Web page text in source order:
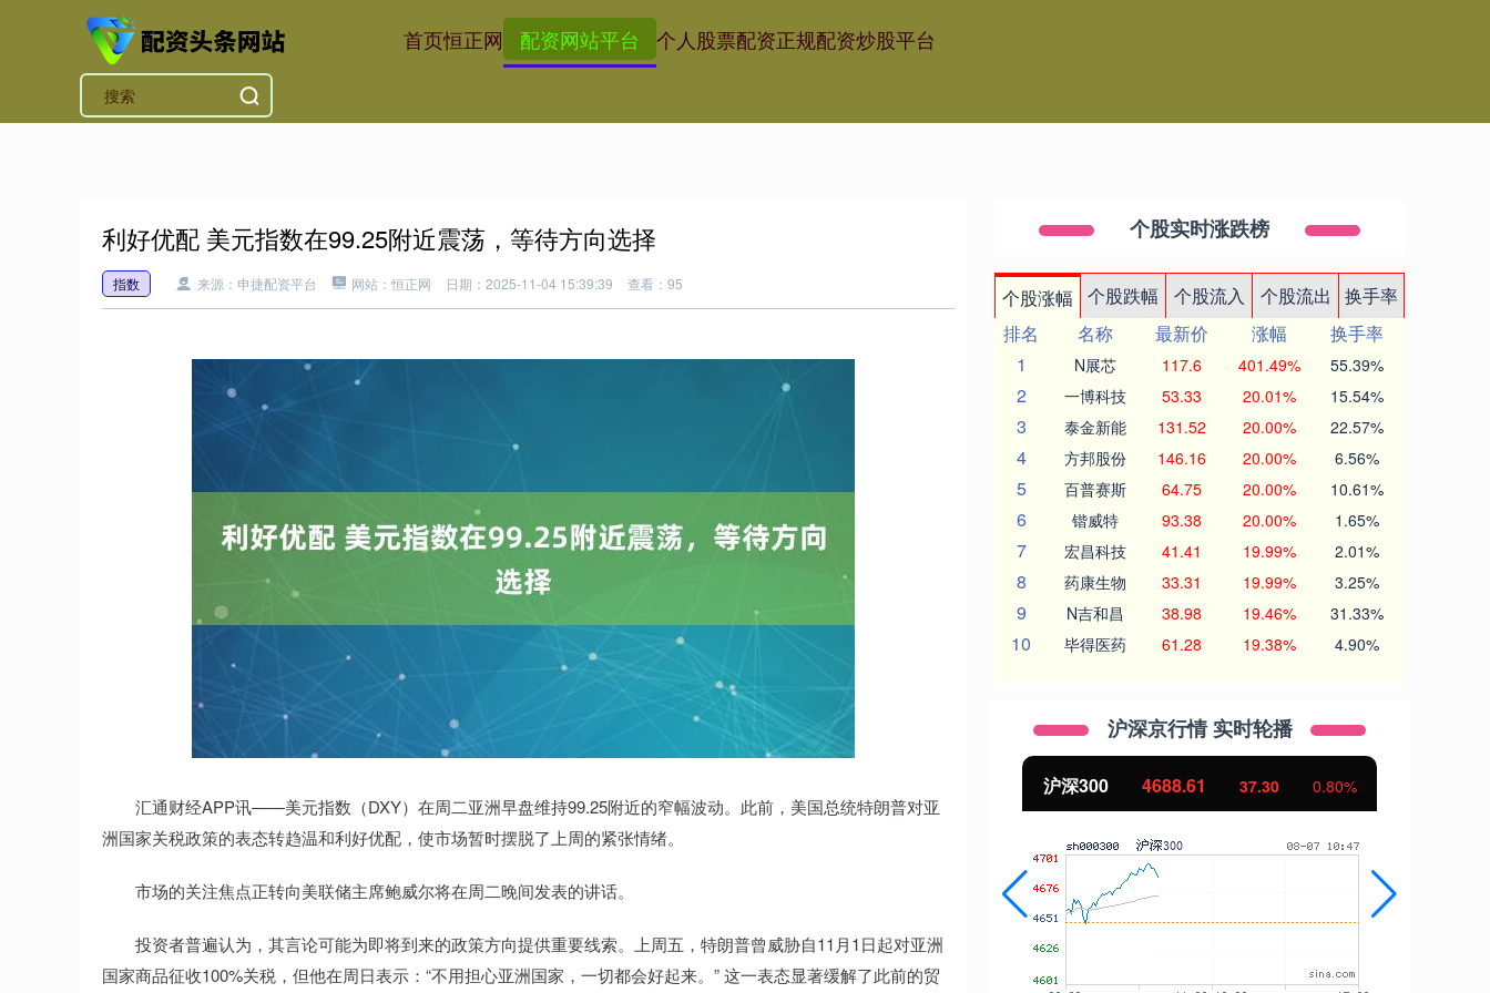
首页恒正网 配资网站平台 个人股票配资正规配资炒股平台
利好优配 美元指数在99.25附近震荡，等待方向选择
指数 来源：申捷配资平台 网站：恒正网 日期：2025-11-04 15:39:39 查看：95
汇通财经APP讯——美元指数（DXY）在周二亚洲早盘维持99.25附近的窄幅波动。此前，美国总统特朗普对亚
洲国家关税政策的表态转趋温和利好优配，使市场暂时摆脱了上周的紧张情绪。
市场的关注焦点正转向美联储主席鲍威尔将在周二晚间发表的讲话。
投资者普遍认为，其言论可能为即将到来的政策方向提供重要线索。上周五，特朗普曾威胁自11月1日起对亚洲
国家商品征收100%关税，但他在周日表示：“不用担心亚洲国家，一切都会好起来。” 这一表态显著缓解了此前的贸
个股实时涨跌榜
个股涨幅 个股跌幅 个股流入 个股流出
换手率
排名
名称 最新价 涨幅
换手率
1
N展芯 117.6 401.49% 55.39%
2 一博科技 53.33 20.01% 15.54%
3 泰金新能 131.52 20.00% 22.57%
4 方邦股份 146.16 20.00% 6.56%
5 百普赛斯 64.75 20.00% 10.61%
6 锴威特 93.38 20.00% 1.65%
7 宏昌科技 41.41 19.99% 2.01%
8 药康生物 33.31 19.99% 3.25%
9 N吉和昌 38.98 19.46% 31.33%
10 毕得医药 61.28 19.38% 4.90%
沪深京行情 实时轮播
沪深300 4688.61 37.30 0.80%